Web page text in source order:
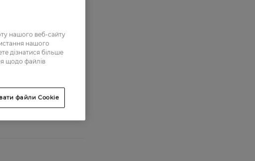
нашого веб-сайту
нашого
дізнатися більше
щодо файлів
файли Cookie